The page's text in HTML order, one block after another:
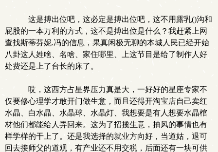
这是搏出位吧，这必定是搏出位吧，这不用露乳()沟和
屁股的一本万利的方式，这不是搏出位是什么？我赶紧上网
查找斯蒂芬妮.冯的信息，果真闲极无聊的本城人民已经开始
八卦这人姓啥、名啥、家住哪里、上这节目是给了制作人好
处费还是上了台长的床了。
哎，这西方占星界压力真是大，一好好的星座专家不
仅要修心理学才敢开门做生意，而且还得开淘宝店自己卖红
水晶、白水晶、水晶球、水晶灯、我想要是有人想要水晶棺
材他们都能给人弄回来。这为了招揽生意，抽风的事情也有
样学样的干上了。还是我选择的就业方向好，当道姑，退可
回去接师父的道观，有产业还不用交税，后面还有一块可供